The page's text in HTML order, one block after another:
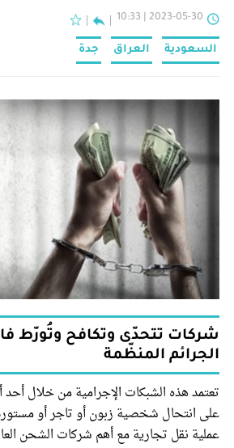
2023-05-30 | 10:33
السعودية العراق جدة
شركات تتحدّى وتكافح وتُورّط
الجرائم المنظّمة
تعتمد هذه الشبكات الإجرامية من خلال أحد
على انتحال شخصية زبون أو تاجر أو
عملية نقل تجارية مع أهم شركات الشحن